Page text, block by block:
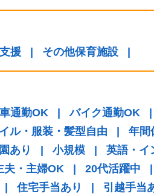
援 | その他保育施設 |
通勤OK | バイク通勤OK |
ル・服装・髪型自由 | 年間
あり | 小規模 | 英語・イ
夫・主婦OK | 20代活躍中 |
| 住宅手当あり | 引越手当